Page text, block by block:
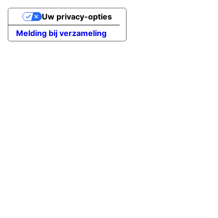
Melding bij verzameling
Uw privacy-opties